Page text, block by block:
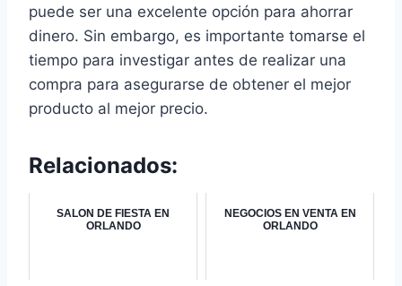
puede ser una excelente opción para ahorrar
dinero. Sin embargo, es importante tomarse el
tiempo para investigar antes de realizar una
compra para asegurarse de obtener el mejor
producto al mejor precio.
Relacionados:
SALON DE FIESTA EN
ORLANDO
NEGOCIOS EN VENTA EN
ORLANDO